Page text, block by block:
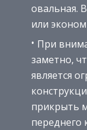
овальная.
или
При
заметно,
является
прикрыть
переднего